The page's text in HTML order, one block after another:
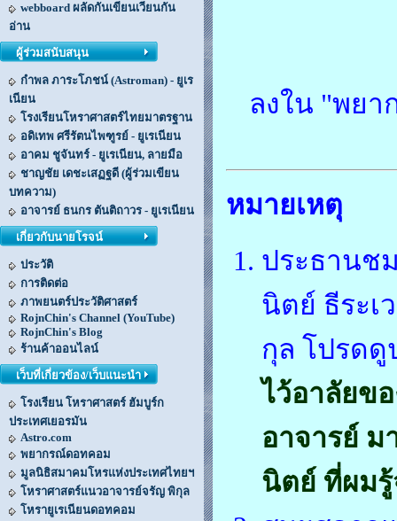
webboard ผลัดกันเขียนเวียนกัน
อ่าน
ผู้ร่วมสนับสนุน
กำพล ภาระโภชน์ (Astroman) - ยูเร
เนียน
โรงเรียนโหราศาสตร์ไทยมาตรฐาน
อดิเทพ ศรีรัตนไพฑูรย์ - ยูเรเนียน
อาคม ชูจันทร์ - ยูเรเนียน, ลายมือ
ชาญชัย เดชะเสฏฐดี (ผู้ร่วมเขียน
บทความ)
อาจารย์ ธนกร ตันติถาวร - ยูเรเนียน
เกี่ยวกับนายโรจน์
ประวัติ
การติดต่อ
ภาพยนตร์ประวัติศาสตร์
RojnChin's Channel (YouTube)
RojnChin's Blog
ร้านค้าออนไลน์
เว็บที่เกี่ยวข้อง/เว็บแนะนำ
โรงเรียน โหราศาสตร์ ฮัมบูร์ก
ประเทศเยอรมัน
Astro.com
พยากรณ์ดอทคอม
มูลนิธิสมาคมโหรแห่งประเทศไทยฯ
โหราศาสตร์แนวอาจารย์จรัญ พิกุล
โหรายูเรเนียนดอทคอม
ลงใน "พยา
หมายเหตุ
ประธานช
นิตย์ ธีระเ
กุล โปรดดู
ไว้อาลัยข
อาจารย์ ม
นิตย์ ที่ผม